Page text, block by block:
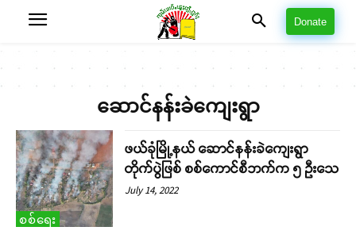
Donate
ဆောင်နန်းခဲကျေးရွာ
စစ်ရေး
ဖယ်ခုံမြို့နယ် ဆောင်နန်းခဲကျေးရွာ
တိုက်ပွဲဖြစ် စစ်ကောင်စီဘက်က ၅ ဦးသေ
July 14, 2022